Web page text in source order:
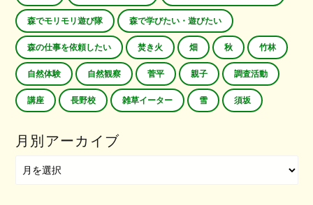
森でモリモリ遊び隊 森で学びたい・遊びたい
森の仕事を依頼したい 焚き火 畑 秋 竹林
自然体験 自然観察 菅平 親子 調査活動
講座 長野校 雑草イーター 雪 須坂
月別アーカイブ